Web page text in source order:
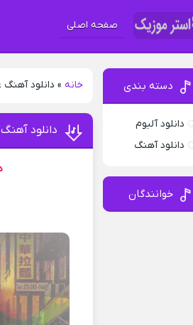
صفحه اصلی
خانه » دانلود
دانلود
دسته بندی
دانلود آلبوم
دانلود آهنگ
خوانندگان